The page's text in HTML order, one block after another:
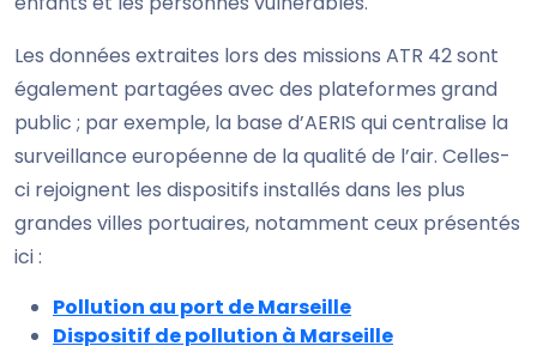
Les données extraites lors des missions ATR 42 sont
également partagées avec des plateformes grand
public ; par exemple, la base d’AERIS qui centralise la
surveillance européenne de la qualité de l’air. Celles-
ci rejoignent les dispositifs installés dans les plus
grandes villes portuaires, notamment ceux présentés
ici :
Pollution au port de Marseille
Dispositif de pollution à Marseille